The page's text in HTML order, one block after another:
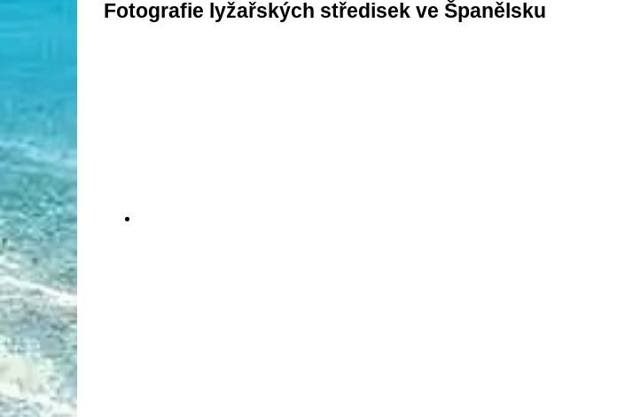
Fotografie lyžařských středisek ve Španělsku